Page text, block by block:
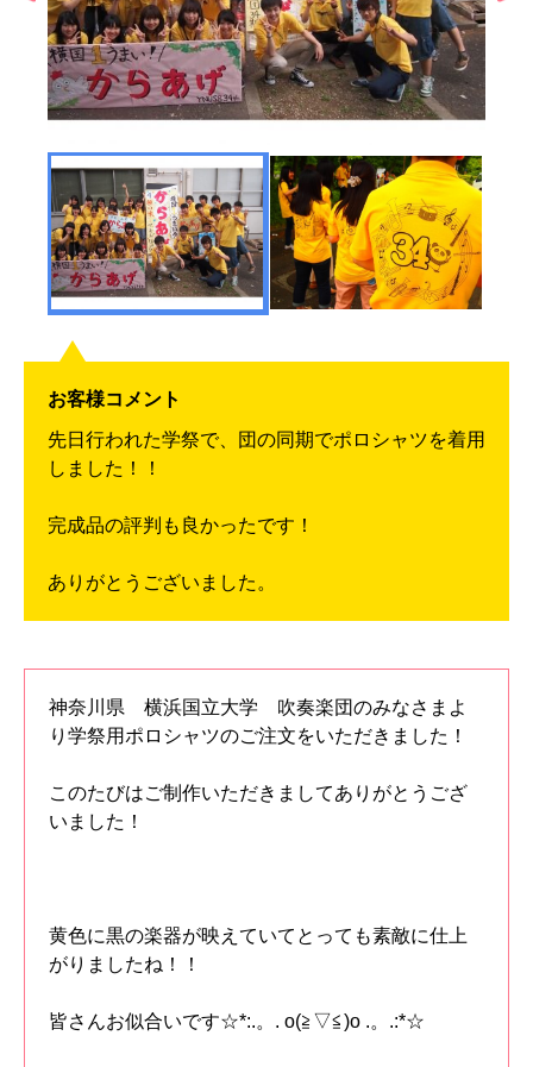
お客様コメント
先日行われた学祭で、団の同期でポロシャツを着用
しました！！
完成品の評判も良かったです！
ありがとうございました。
神奈川県 横浜国立大学 吹奏楽団のみなさまよ
り学祭用ポロシャツのご注文をいただきました！
このたびはご制作いただきましてありがとうござ
いました！
黄色に黒の楽器が映えていてとっても素敵に仕上
がりましたね！！
皆さんお似合いです☆*:.。. o(≧▽≦)o .。.:*☆